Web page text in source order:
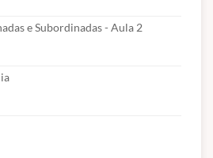
e Subordinadas - Aula 2